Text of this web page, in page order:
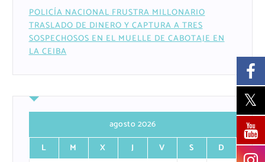
POLICÍA NACIONAL FRUSTRA MILLONARIO
TRASLADO DE DINERO Y CAPTURA A TRES
SOSPECHOSOS EN EL MUELLE DE CABOTAJE EN
LA CEIBA
agosto 2026
L
M X J V S
D